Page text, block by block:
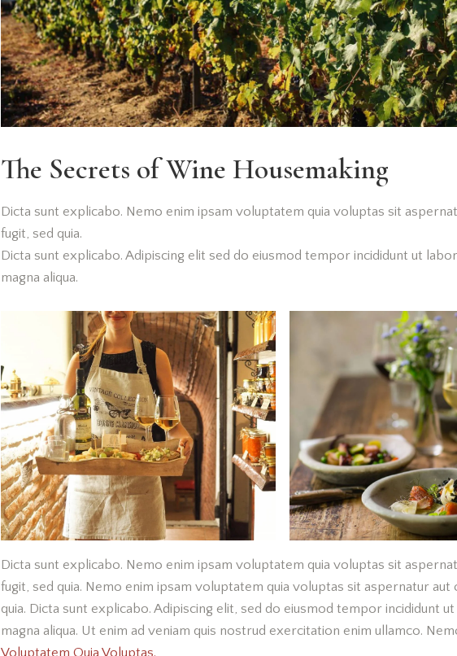
The Secrets of Wine Housemaking
Dicta sunt explicabo. Nemo enim ipsam voluptatem quia voluptas sit
fugit, sed quia.
Dicta sunt explicabo. Adipiscing elit sed do eiusmod tempor incididunt ut
magna aliqua.
Dicta sunt explicabo. Nemo enim ipsam voluptatem quia voluptas sit
fugit, sed quia. Nemo enim ipsam voluptatem quia voluptas sit aspernatur aut
quia. Dicta sunt explicabo. Adipiscing elit, sed do eiusmod tempor incididunt
magna aliqua. Ut enim ad veniam quis nostrud exercitation enim ullamco.
Voluptatem Quia Voluptas.